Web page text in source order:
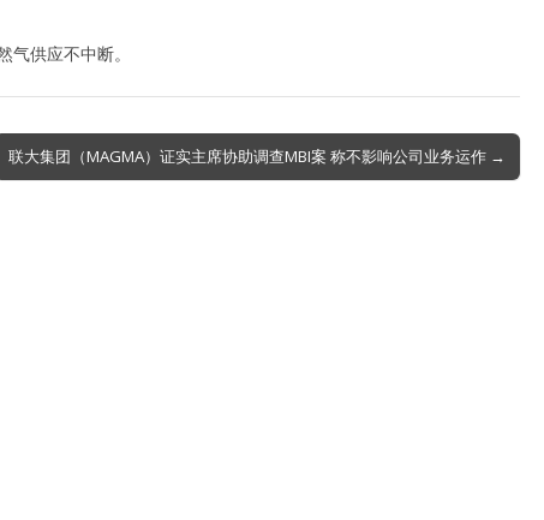
供应不中断。
联大集团（MAGMA）证实主席协助调查MBI案 称不影响公司业务运作 →